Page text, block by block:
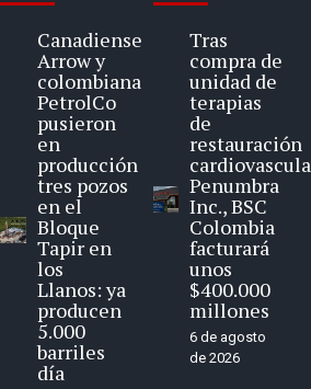
Canadiense
Arrow y
colombiana
PetrolCo
pusieron
en
producción
tres pozos
en el
Bloque
Tapir en
los
Llanos: ya
producen
5.000
barriles
día
Tras
compra de
unidad de
terapias
de
restauración
Penumbra
Inc., BSC
Colombia
facturará
unos
$400.000
millones
6 de agosto
de 2026